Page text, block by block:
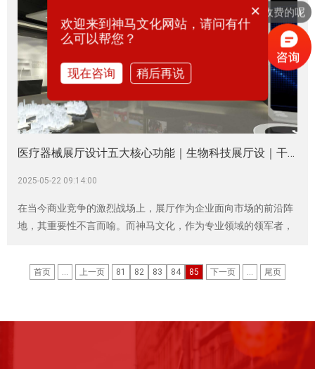
康庄大道。
医疗器械展厅设计五大核心功能｜生物科技展厅设｜干细胞展厅
2025-05-22 09:14:00
在当今商业竞争的激烈战场上，展厅作为企业面向市场的前沿阵
地，其重要性不言而喻。而神马文化，作为专业领域的领军者，
间。
首页 ... 上一页 81 82 83 84 85 下一页 ... 尾页
你们是怎么收费的呢
×
欢迎来到神马文化网站，请问有什
么可以帮您？
现在咨询 稍后再说